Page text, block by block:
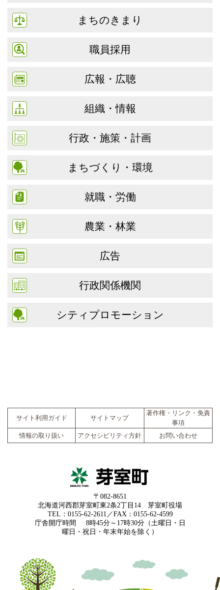
まちのきまり
職員採用
広報・広聴
組織・情報
行政・施策・計画
まちづくり・環境
就職・労働
農業・林業
広告
行政関係機関
シティプロモーション
サイト利用ガイド サイトマップ
著作権・リンク・免責
事項
情報の取り扱い
アクセシビリティ方針 お問い合わせ
〒082-8651
北海道河西郡芽室町東2条2丁目14 芽室町役場
TEL：0155-62-2611／FAX：0155-62-4599
庁舎開庁時間
8時45分～17時30分（土曜日・日
曜日・祝日・年末年始を除く）